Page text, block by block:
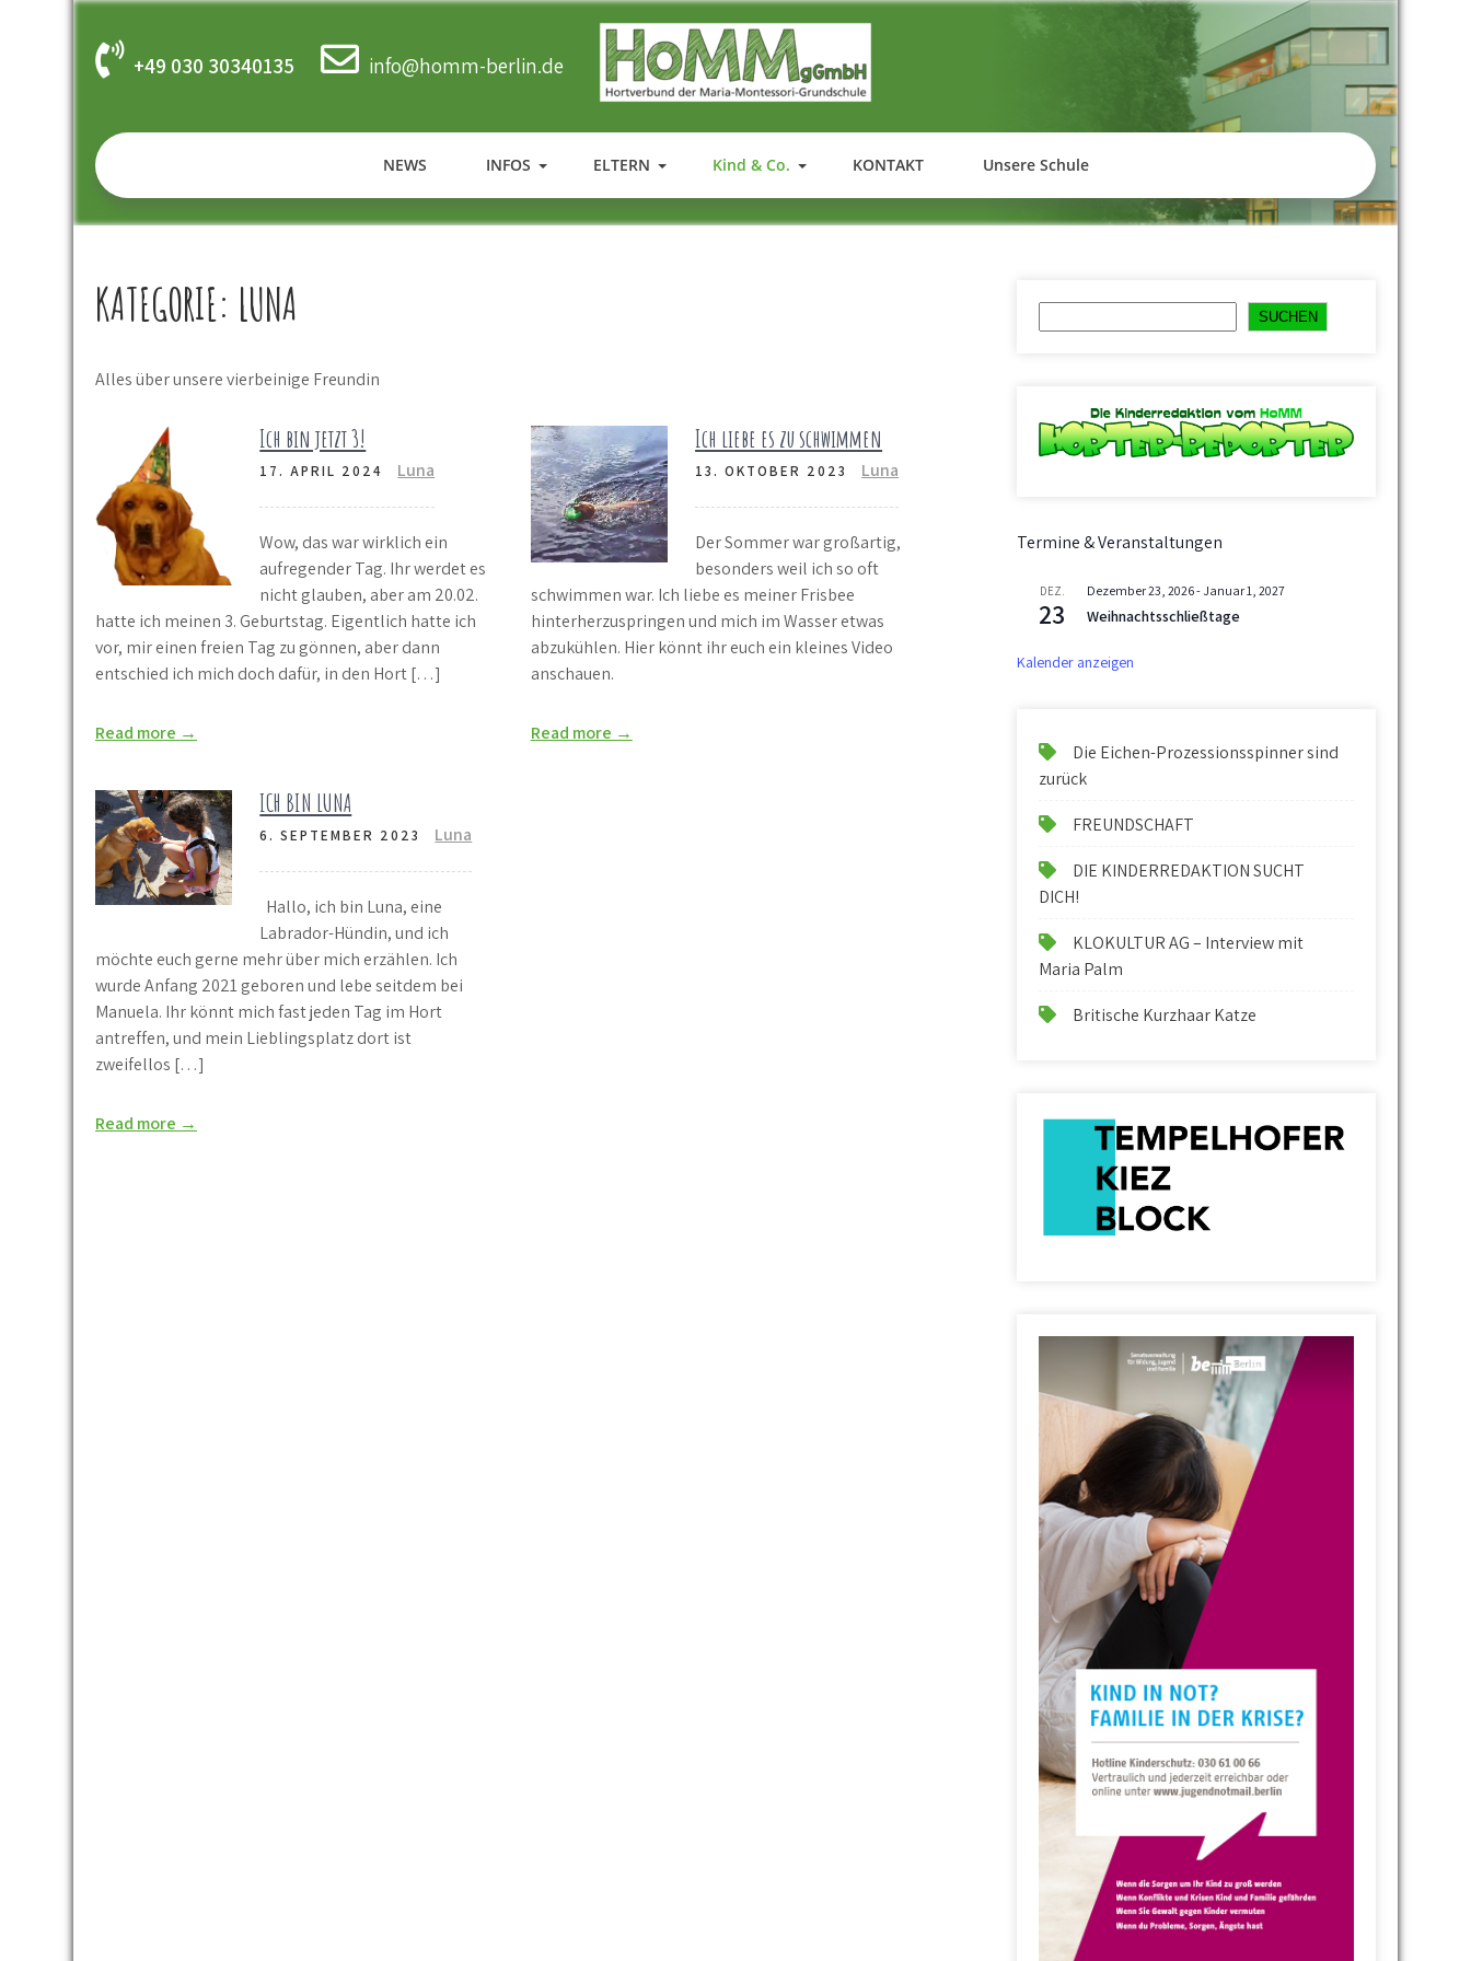
+49 030 30340135 info@homm-berlin.de
HOMM
NEWS INFOS ELTERN Kind & Co. KONTAKT Unsere Schule
KATEGORIE: LUNA
Alles über unsere vierbeinige Freundin
Ich bin jetzt 3!
17. APRIL 2024 Luna
Wow, das war wirklich ein
aufregender Tag. Ihr werdet es
nicht glauben, aber am 20.02.
hatte ich meinen 3. Geburtstag. Eigentlich hatte ich
vor, mir einen freien Tag zu gönnen, aber dann
entschied ich mich doch dafür, in den Hort […]
Read more →
Ich liebe es zu schwimmen
13. OKTOBER 2023 Luna
Der Sommer war großartig,
besonders weil ich so oft
schwimmen war. Ich liebe es meiner Frisbee
hinterherzuspringen und mich im Wasser etwas
abzukühlen. Hier könnt ihr euch ein kleines Video
anschauen.
Read more →
ICH BIN LUNA
6. SEPTEMBER 2023 Luna
Hallo, ich bin Luna, eine
Labrador-Hündin, und ich
möchte euch gerne mehr über mich erzählen. Ich
wurde Anfang 2021 geboren und lebe seitdem bei
Manuela. Ihr könnt mich fast jeden Tag im Hort
antreffen, und mein Lieblingsplatz dort ist
zweifellos […]
Read more →
SUCHEN
Termine & Veranstaltungen
DEZ.
23
Dezember 23, 2026- Januar 1, 2027
Weihnachtsschließtage
Kalender anzeigen
Die Eichen-Prozessionsspinner sind
zurück
FREUNDSCHAFT
DIE KINDERREDAKTION SUCHT
DICH!
KLOKULTUR AG – Interview mit
Maria Palm
Britische Kurzhaar Katze